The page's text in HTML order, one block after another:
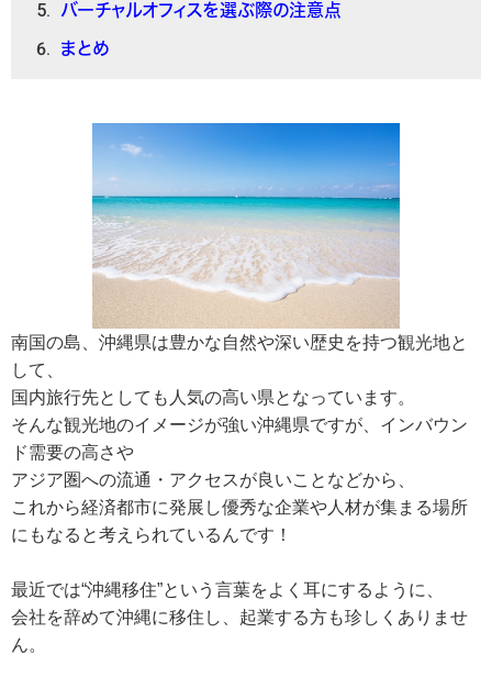
バーチャルオフィスを選ぶ際の注意点
まとめ
南国の島、沖縄県は豊かな自然や深い歴史を持つ観光地と
して、
国内旅行先としても人気の高い県となっています。
そんな観光地のイメージが強い沖縄県ですが、インバウン
ド需要の高さや
アジア圏への流通・アクセスが良いことなどから、
これから経済都市に発展し優秀な企業や人材が集まる場所
にもなると考えられているんです！
最近では“沖縄移住”という言葉をよく耳にするように、
会社を辞めて沖縄に移住し、起業する方も珍しくありませ
ん。